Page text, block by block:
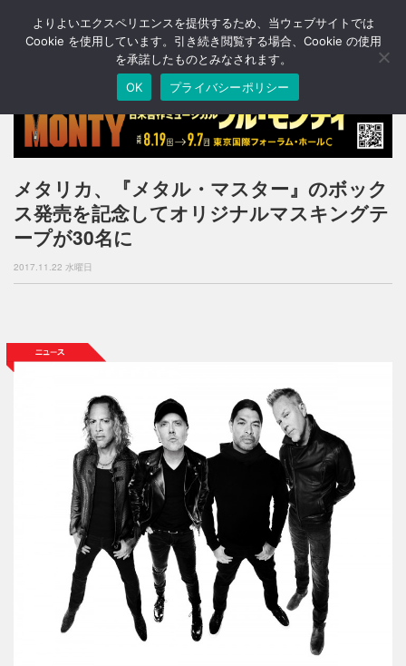
T
o
n
a
v
g
a
n
メタリカ、『メタル・マスター』のボック
ス発売を記念してオリジナルマスキングテ
ープが30名に
2017.11.22 水曜日
よりよいエクスペリエンスを提供するため、当ウェブサイトでは
Cookie を使用しています。引き続き閲覧する場合、Cookie の使用
を承諾したものとみなされます。
OK
プライバシーポリシー